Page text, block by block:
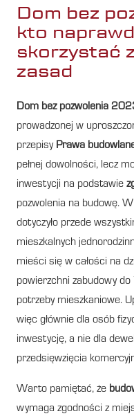
Dom bez
kto
skorzystać
zasad
Dom bez pozwolenia
prowadzonej w
przepisy Prawa
pełnej dowolności, lecz
inwestycji na podstawie
pozwolenia na budowę.
dotyczyło przede
mieszkalnych
mieści się w całości na
powierzchni zabudowy
potrzeby mieszkaniowe.
więc głównie dla osób
inwestycję, a nie dla
przedsięwzięcia
Warto pamiętać, że
wymaga zgodności z